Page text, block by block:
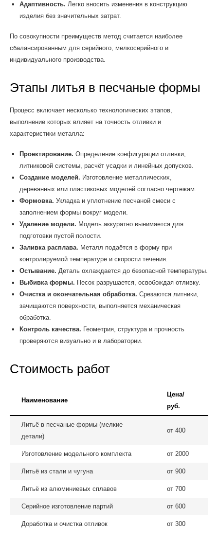
Адаптивность. Легко вносить изменения в конструкцию
изделия без значительных затрат.
По совокупности преимуществ метод считается наиболее
сбалансированным для серийного, мелкосерийного и
индивидуального производства.
Этапы литья в песчаные формы
Процесс включает несколько технологических этапов,
выполнение которых влияет на точность отливки и
характеристики металла:
Проектирование. Определение конфигурации отливки,
литниковой системы, расчёт усадки и линейных допусков.
Создание моделей. Изготовление металлических,
деревянных или пластиковых моделей согласно чертежам.
Формовка. Укладка и уплотнение песчаной смеси с
заполнением формы вокруг модели.
Удаление модели. Модель аккуратно вынимается для
подготовки пустой полости.
Заливка расплава. Металл подаётся в форму при
контролируемой температуре и скорости течения.
Остывание. Деталь охлаждается до безопасной температуры.
Выбивка формы. Песок разрушается, освобождая отливку.
Очистка и окончательная обработка. Срезаются литники,
зачищаются поверхности, выполняется механическая
обработка.
Контроль качества. Геометрия, структура и прочность
проверяются визуально и в лаборатории.
Стоимость работ
Наименование
Цена/
руб.
Литьё в песчаные формы (мелкие
детали)
от 400
Изготовление модельного комплекта от 2000
Литьё из стали и чугуна от 900
Литьё из алюминиевых сплавов от 700
Серийное изготовление партий от 600
Доработка и очистка отливок от 300